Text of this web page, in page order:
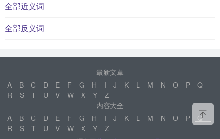
全部近义词
全部反义词
最新文章
A
B C D E F G H I J K L M N O P
Q
R
S T U V W X Y
Z
内容大全
A
B C D E F G H I J K L M N O P
Q
R
S T U V W X Y Z